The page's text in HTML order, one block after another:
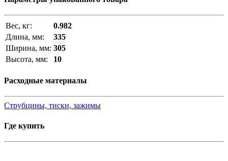
Вес, кг:
0.982
Длина, мм:
335
Ширина, мм: 305
Высота, мм:
10
Расходные материалы
Струбцины, тиски, зажимы
Где купить